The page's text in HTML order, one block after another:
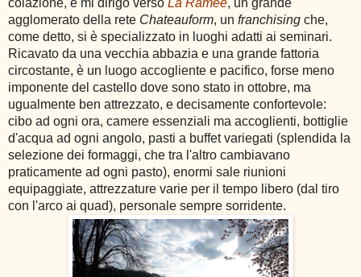
agglomerato della rete Chateauform, un franchising che,
come detto, si è specializzato in luoghi adatti ai seminari.
Ricavato da una vecchia abbazia e una grande fattoria
circostante, è un luogo accogliente e pacifico, forse meno
imponente del castello dove sono stato in ottobre, ma
ugualmente ben attrezzato, e decisamente confortevole:
cibo ad ogni ora, camere essenziali ma accoglienti, bottiglie
d'acqua ad ogni angolo, pasti a buffet variegati (splendida la
selezione dei formaggi, che tra l'altro cambiavano
praticamente ad ogni pasto), enormi sale riunioni
equipaggiate, attrezzature varie per il tempo libero (dal tiro
con l'arco ai quad), personale sempre sorridente.